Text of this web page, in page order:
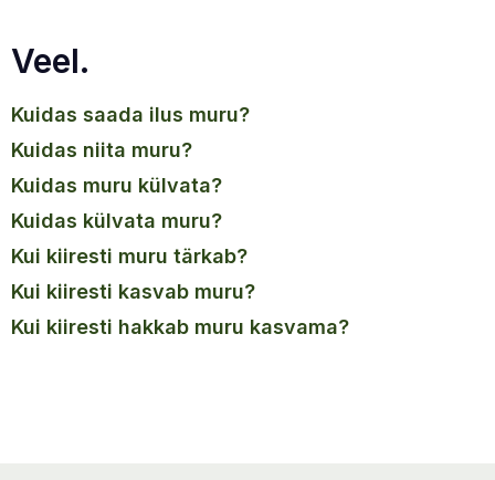
Veel.
kuidas saada ilus muru?
kuidas niita muru?
kuidas muru külvata?
kuidas külvata muru?
kui kiiresti muru tärkab?
kui kiiresti kasvab muru?
kui kiiresti hakkab muru kasvama?